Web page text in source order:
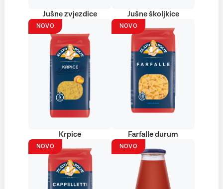
Jušne zvjezdice Jušne školjkice
NOVO
Krpice
NOVO
Farfalle durum
NOVO NOVO